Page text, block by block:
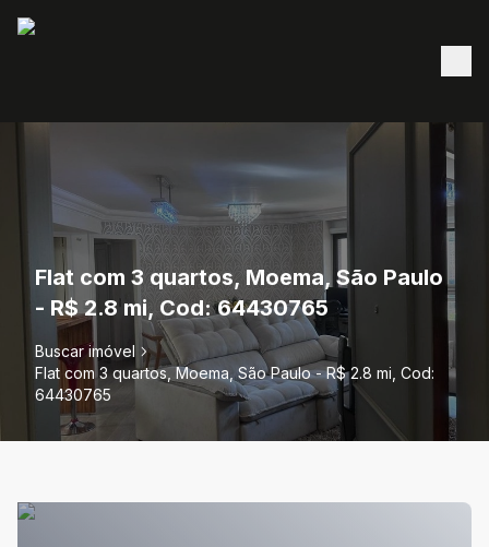
Flat com 3 quartos, Moema, São Paulo
- R$ 2.8 mi, Cod: 64430765
Buscar imóvel
Flat com 3 quartos, Moema, São Paulo - R$ 2.8 mi, Cod:
64430765